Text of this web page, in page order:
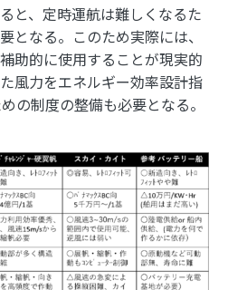
と、定時運航は難しくなるた
となる。このため実際には、
助的に使用することが現実的
風力をエネルギー効率設計指
の制度の整備も必要となる。